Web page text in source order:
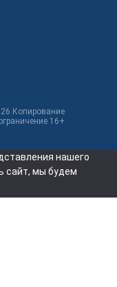
Копирование
16+
нашего
сайт, мы будем